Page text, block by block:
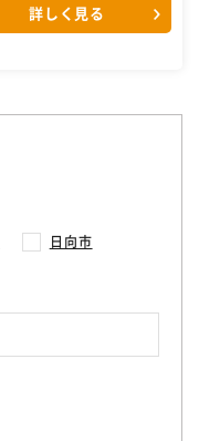
詳しく見る
日向市